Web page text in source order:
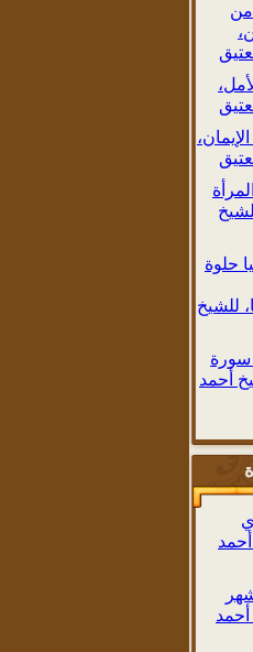
من
حلوة
للشيخ
سورة
أحمد